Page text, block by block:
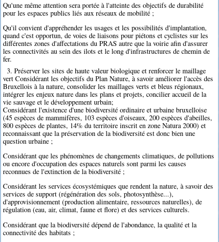
Qu'une même attention sera portée à l'atteinte des objectifs de durabilité
pour les espaces publics liés aux réseaux de mobilité ;
Qu'il convient d'appréhender les usages et les possibilités d'implantation,
quand c'est opportun, de voies de liaisons pour piétons et cyclistes sur les
différentes zones d'affectations du PRAS autre que la voirie afin d'assurer
les connectivités au sein des ilots et le long d'infrastructures de chemin de
fer.
3. Préserver les sites de haute valeur biologique et renforcer le maillage
vert Considérant les objectifs du Plan Nature, à savoir améliorer l'accès des
Bruxellois à la nature, consolider les maillages verts et bleus régionaux,
intégrer les enjeux nature dans les plans et projets, concilier accueil de la
vie sauvage et le développement urbain;
Considérant l'existence d'une biodiversité ordinaire et urbaine bruxelloise
(45 espèces de mammifères, 103 espèces d'oiseaux, 200 espèces d'abeilles,
800 espèces de plantes, 14% du territoire inscrit en zone Natura 2000) et
reconnaissant que la préservation de la biodiversité est donc bien une
question urbaine ;
Considérant que les phénomènes de changements climatiques, de pollutions
ou encore d'occupation des espaces naturels sont parmi les causes
reconnues de l'extinction de la biodiversité ;
Considérant les services écosystémiques que rendent la nature, à savoir des
services de support (régénération des sols, photosynthèse...),
d'approvisionnement (production alimentaire, ressources naturelles), de
régulation (eau, air, climat, faune et flore) et des services culturels.
Considérant que la biodiversité dépend de l'abondance, la qualité et la
connectivité des habitats ;